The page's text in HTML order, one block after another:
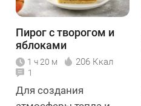
Пирог с творогом и
яблоками
1 ч 20 м 206 Ккал
1
Для создания